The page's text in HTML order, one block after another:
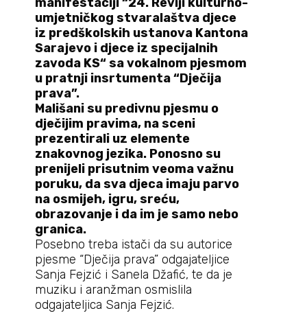
umjetničkog stvaralaštva djece
iz predškolskih ustanova Kantona
Sarajevo i djece iz specijalnih
zavoda KS“ sa vokalnom pjesmom
u pratnji insrtumenta“Dječija
prava”.
Mališani su predivnu pjesmu o
dječijim pravima, na sceni
prezentirali uz elemente
znakovnog jezika. Ponosno su
prenijeli prisutnim veoma važnu
poruku, da sva djeca imaju parvo
na osmijeh, igru, sreću,
obrazovanje i da im je samo nebo
granica.
Posebno treba istači da su autorice
pjesme “Dječija prava” odgajateljice
Sanja Fejzić i Sanela Džafić, te da je
muziku i aranžman osmislila
odgajateljica Sanja Fejzić.